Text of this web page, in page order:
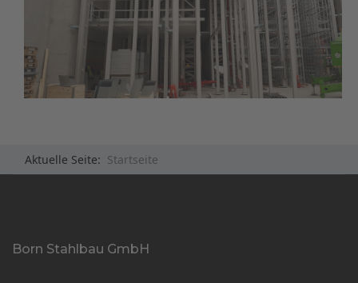
Aktuelle Seite: Startseite
Born Stahlbau GmbH